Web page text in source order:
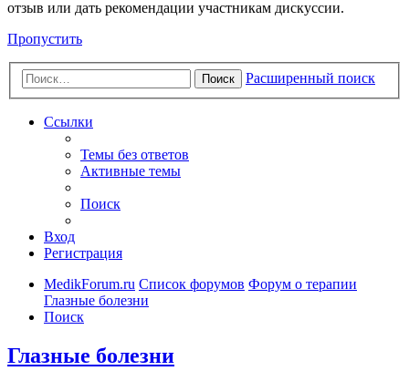
отзыв или дать рекомендации участникам дискуссии.
Пропустить
Поиск Расширенный поиск
Ссылки
Темы без ответов
Активные темы
Поиск
Вход
Регистрация
MedikForum.ru Список форумов Форум о терапии
Глазные болезни
Поиск
Глазные болезни